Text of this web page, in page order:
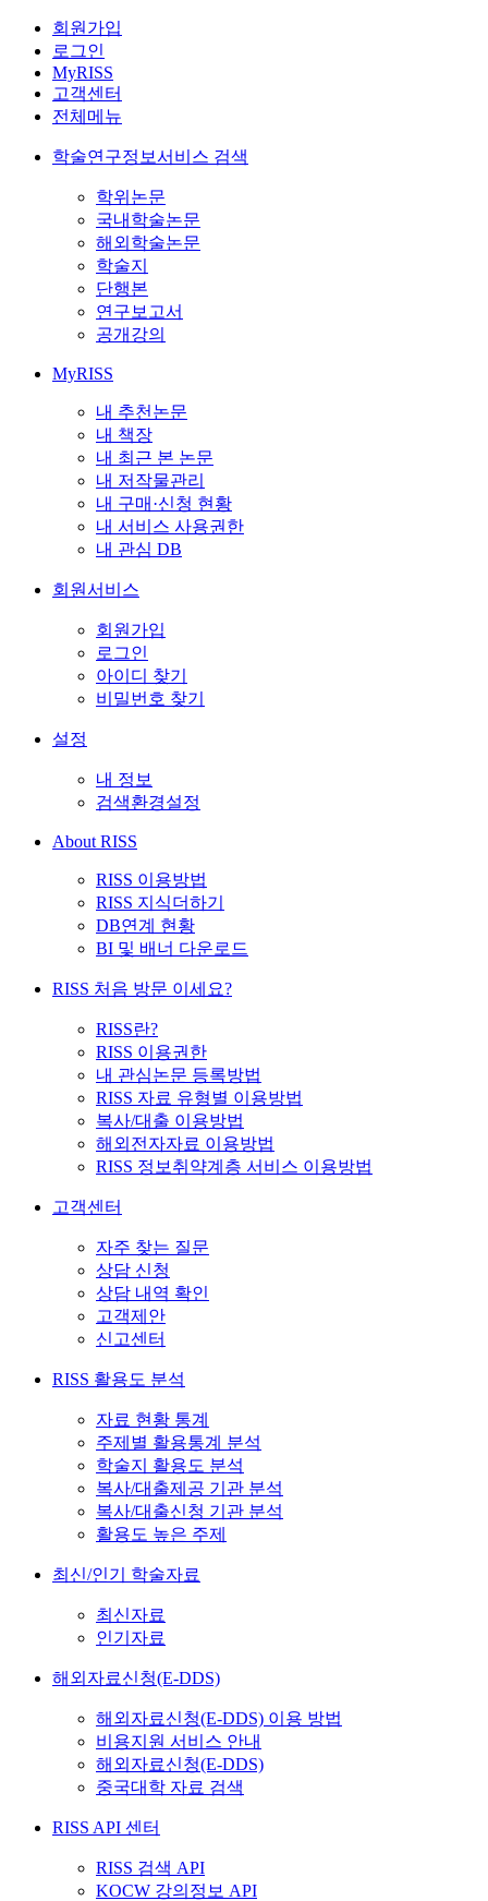
회원가입
로그인
MyRISS
고객센터
전체메뉴
학술연구정보서비스 검색
학위논문
국내학술논문
해외학술논문
학술지
단행본
연구보고서
공개강의
MyRISS
내 추천논문
내 책장
내 최근 본 논문
내 저작물관리
내 구매·신청 현황
내 서비스 사용권한
내 관심 DB
회원서비스
회원가입
로그인
아이디 찾기
비밀번호 찾기
설정
내 정보
검색환경설정
About RISS
RISS 이용방법
RISS 지식더하기
DB연계 현황
BI 및 배너 다운로드
RISS 처음 방문 이세요?
RISS란?
RISS 이용권한
내 관심논문 등록방법
RISS 자료 유형별 이용방법
복사/대출 이용방법
해외전자자료 이용방법
RISS 정보취약계층 서비스 이용방법
고객센터
자주 찾는 질문
상담 신청
상담 내역 확인
고객제안
신고센터
RISS 활용도 분석
자료 현황 통계
주제별 활용통계 분석
학술지 활용도 분석
복사/대출제공 기관 분석
복사/대출신청 기관 분석
활용도 높은 주제
최신/인기 학술자료
최신자료
인기자료
해외자료신청(E-DDS)
해외자료신청(E-DDS) 이용 방법
비용지원 서비스 안내
해외자료신청(E-DDS)
중국대학 자료 검색
RISS API 센터
RISS 검색 API
KOCW 강의정보 API